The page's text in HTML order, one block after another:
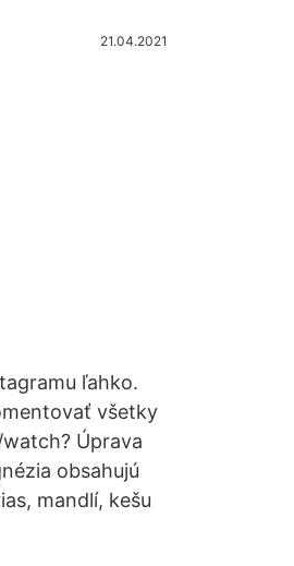
21.04.2021
ľahko.
všetky
Úprava
obsahujú
mandlí, kešu